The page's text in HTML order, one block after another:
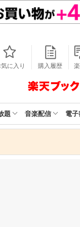
気に入り 購入履歴
題 音楽配信 電